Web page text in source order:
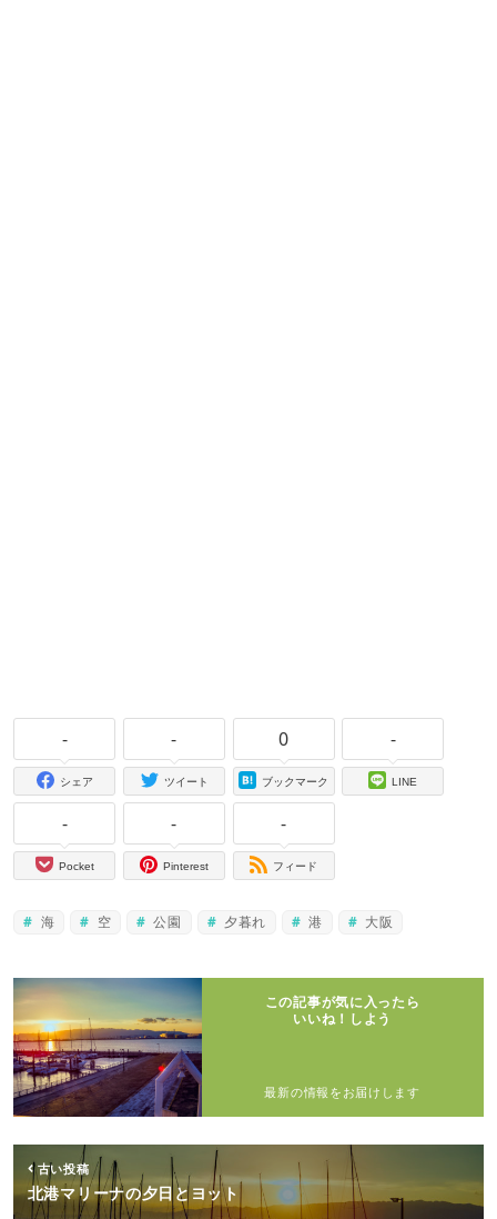
-
シェア
-
ツイート
0
ブックマーク
-
LINE
-
Pocket
-
Pinterest
-
フィード
海 空 公園 夕暮れ 港 大阪
この記事が気に入ったら
いいね！しよう
最新の情報をお届けします
古い投稿
北港マリーナの夕日とヨット